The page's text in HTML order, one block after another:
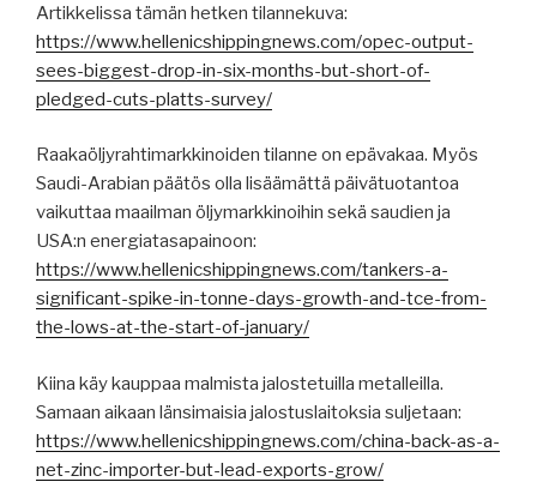
Artikkelissa tämän hetken tilannekuva:
https://www.hellenicshippingnews.com/opec-output-
sees-biggest-drop-in-six-months-but-short-of-
pledged-cuts-platts-survey/
Raakaöljyrahtimarkkinoiden tilanne on epävakaa. Myös
Saudi-Arabian päätös olla lisäämättä päivätuotantoa
vaikuttaa maailman öljymarkkinoihin sekä saudien ja
USA:n energiatasapainoon:
https://www.hellenicshippingnews.com/tankers-a-
significant-spike-in-tonne-days-growth-and-tce-from-
the-lows-at-the-start-of-january/
Kiina käy kauppaa malmista jalostetuilla metalleilla.
Samaan aikaan länsimaisia jalostuslaitoksia suljetaan:
https://www.hellenicshippingnews.com/china-back-as-a-
net-zinc-importer-but-lead-exports-grow/